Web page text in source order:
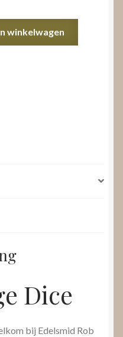
winkelwagen
Dice
bij Edelsmid Rob